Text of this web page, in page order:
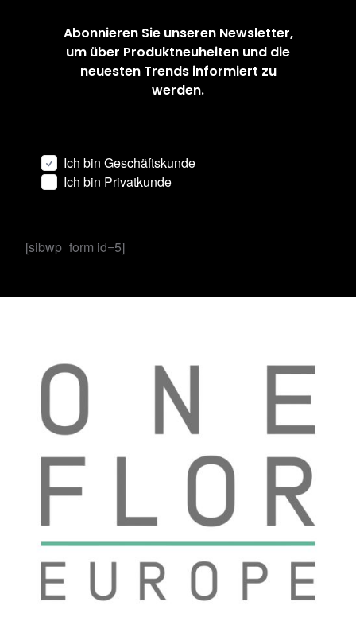
Abonnieren Sie unseren Newsletter,
um über Produktneuheiten und die
neuesten Trends informiert zu
werden.
Ich bin Geschäftskunde
Ich bin Privatkunde
[sibwp_form id=5]